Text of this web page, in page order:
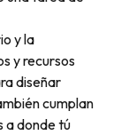
y la
y recursos
diseñar
cumplan
a donde tú